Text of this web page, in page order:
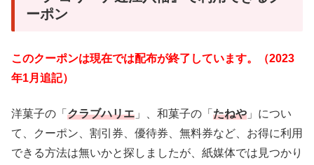
ーポン
このクーポンは現在では配布が終了しています。（2023
年1月追記）
洋菓子の「 クラブハリエ 」、和菓子の「 たねや 」につい
て、クーポン、割引券、優待券、無料券など、お得に利用
できる方法は無いかと探しましたが、紙媒体では見つかり